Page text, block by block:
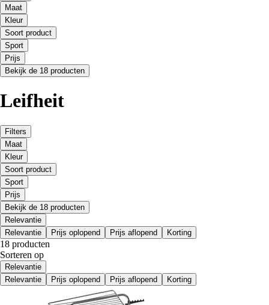
Maat
Kleur
Soort product
Sport
Prijs
Bekijk de 18 producten
Leifheit
Filters
Maat
Kleur
Soort product
Sport
Prijs
Bekijk de 18 producten
Relevantie
Relevantie
Prijs oplopend Prijs aflopend Korting
18 producten
Sorteren op
Relevantie
Relevantie
Prijs oplopend Prijs aflopend Korting